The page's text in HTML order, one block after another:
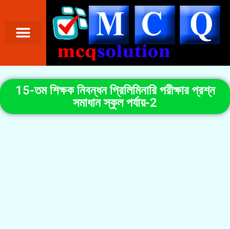
15-তম শিক্ষক নিবন্ধন প্রিলিমিনারি পরীক্ষার প্রশ্ন
সমাধান স্কুল পর্যায়-2